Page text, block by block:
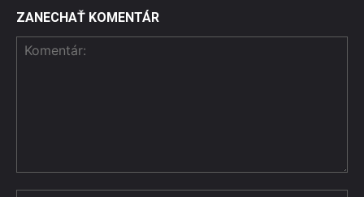
ZANECHAŤ KOMENTÁR